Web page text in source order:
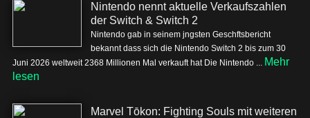
Nintendo nennt aktuelle Verkaufszahlen
der Switch & Switch 2
Nintendo gab in seinem jngsten Geschftsbericht
bekannt dass sich die Nintendo Switch 2 bis zum 30
Juni 2026 weltweit 2368 Millionen Mal verkauft hat Die Nintendo ... Mehr
lesen
Marvel Tōkon: Fighting Souls mit weiteren